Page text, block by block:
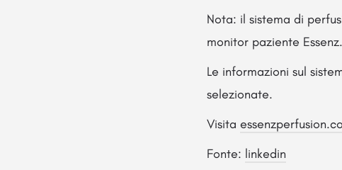
Nota: il sistema di
monitor paziente Essenz.
Le informazioni sul
selezionate.
Visita
Fonte: linkedin